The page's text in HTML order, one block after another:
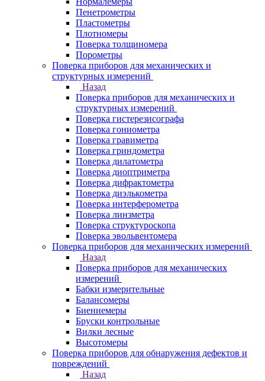
Пенетрометры
Пластометры
Плотномеры
Поверка толщиномера
Порометры
Поверка приборов для механических и
структурных измерений
Назад
Поверка приборов для механических и
структурных измерений
Поверка гистерезисографа
Поверка гониометра
Поверка гравиметра
Поверка гриндометра
Поверка дилатометра
Поверка диоптриметра
Поверка дифрактометра
Поверка диэлькометра
Поверка интерферометра
Поверка линзметра
Поверка структуроскопа
Поверка эвольвентомера
Поверка приборов для механических измерений
Назад
Поверка приборов для механических
измерений
Бабки измерительные
Балансомеры
Биениемеры
Бруски контрольные
Вилки лесные
Высотомеры
Поверка приборов для обнаружения дефектов и
повреждений
Назад